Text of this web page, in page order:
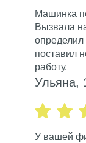
Машинка
Вызвала
поставил
работу.
Ульяна,
У вашей